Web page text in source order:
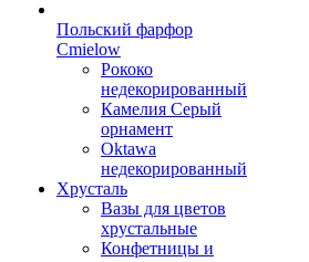
Польский фарфор
Сmielow
Рококо
недекорированный
Камелия Серый
орнамент
Oktawa
недекорированный
Хрусталь
Вазы для цветов
хрустальные
Конфетницы и